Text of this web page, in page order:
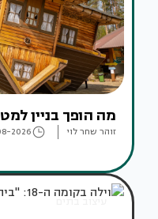
מה הופך בניין
זוהר שחר לוי 2026
עיצוב בתים